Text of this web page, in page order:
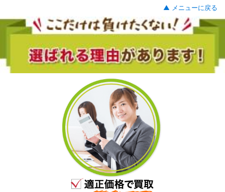
▲ メニューに戻る